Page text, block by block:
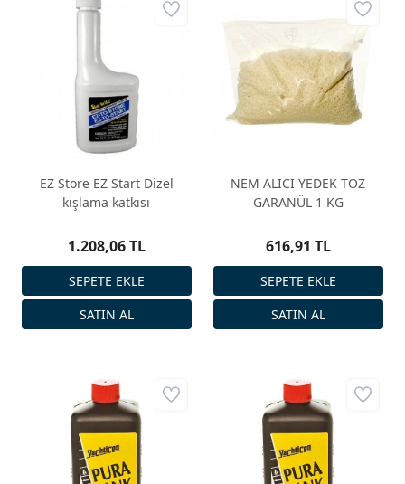
EZ Store EZ Start Dizel
kışlama katkısı
1.208,06 TL
NEM ALICI YEDEK TOZ
GARANÜL 1 KG
616,91 TL